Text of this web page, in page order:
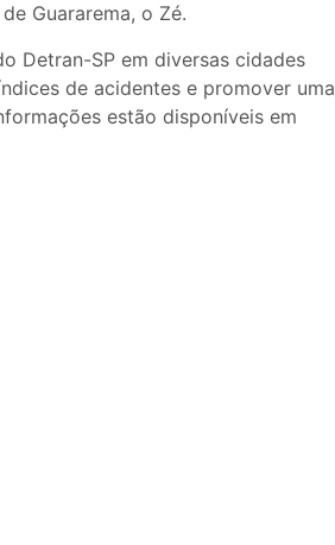
Guararema, o Zé.
Detran-SP em diversas cidades
de acidentes e promover uma
estão disponíveis em